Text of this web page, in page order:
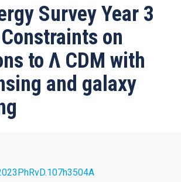
Survey Year 3
on
to Λ CDM with
and galaxy